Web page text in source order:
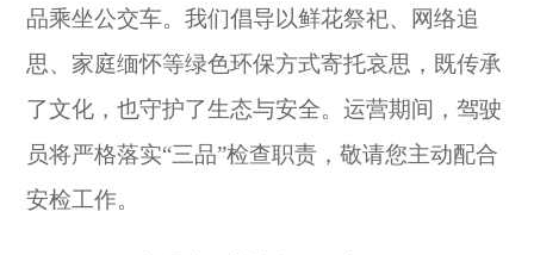
品乘坐公交车。我们倡导以鲜花祭祀、网络追
思、家庭缅怀等绿色环保方式寄托哀思，既传承
了文化，也守护了生态与安全。运营期间，驾驶
员将严格落实“三品”检查职责，敬请您主动配合
安检工作。